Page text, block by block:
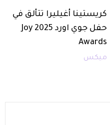
كريستينا أغيليرا تتألق في
حفل جوي اورد 2025 Joy
Awards
ميكس